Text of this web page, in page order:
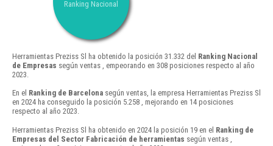
Ranking Nacional
Herramientas Preziss Sl ha obtenido la posición 31.332 del Ranking Nacional
de Empresas según ventas , empeorando en 308 posiciones respecto al año
2023.
En el Ranking de Barcelona según ventas, la empresa Herramientas Preziss Sl
en 2024 ha conseguido la posición 5.258 , mejorando en 14 posiciones
respecto al año 2023.
Herramientas Preziss Sl ha obtenido en 2024 la posición 19 en el Ranking de
Empresas del Sector Fabricación de herramientas según ventas ,